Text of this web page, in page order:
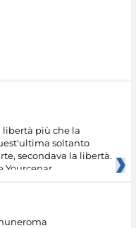
libertà più che la
soltanto
secondava la libertà.
Yourcenar